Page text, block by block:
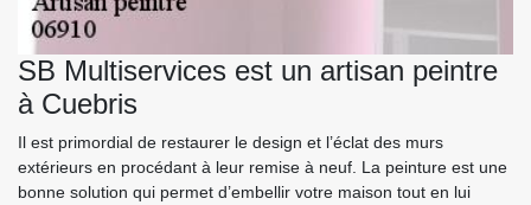
SB Multiservices est un artisan peintre
à Cuebris
Il est primordial de restaurer le design et l’éclat des murs
extérieurs en procédant à leur remise à neuf. La peinture est une
bonne solution qui permet d’embellir votre maison tout en lui